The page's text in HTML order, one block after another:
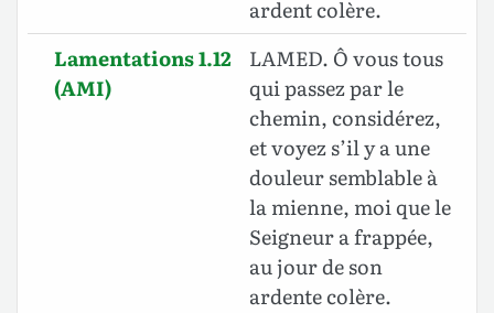
ardent colère.
Lamentations 1.12
(AMI)
LAMED. Ô vous tous
qui passez par le
chemin, considérez,
et voyez s’il y a une
douleur semblable à
la mienne, moi que le
Seigneur a frappée,
au jour de son
ardente colère.